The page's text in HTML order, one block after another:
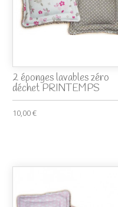
2 éponges lavables zéro
déchet PRINTEMPS
10,00 €